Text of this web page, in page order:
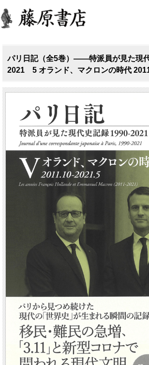
パリ日記（全5巻）――特派員が見た現
2021 5 オランド、マクロンの時代